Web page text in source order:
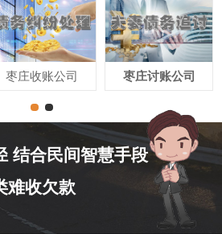
枣庄收账公司 枣庄讨账公司
结合民间智慧手段
难收欠款